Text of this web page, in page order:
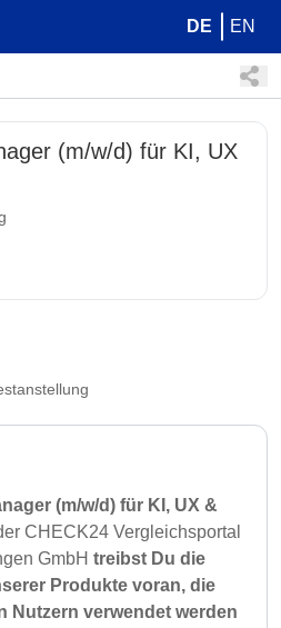
DE EN
(m/w/d) für KI, UX
(m/w/d) für KI, UX &
CHECK24 Vergleichsportal
GmbH treibst Du die
Produkte voran, die
Nutzern verwendet werden